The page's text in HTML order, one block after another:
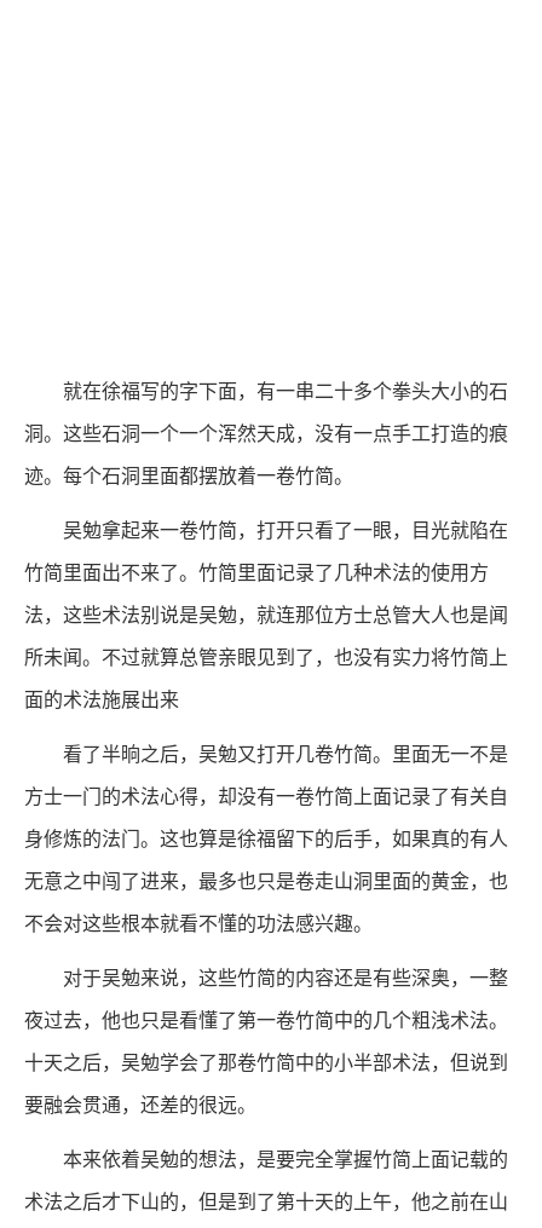
就在徐福写的字下面，有一串二十多个拳头大小的石
洞。这些石洞一个一个浑然天成，没有一点手工打造的痕
迹。每个石洞里面都摆放着一卷竹简。
吴勉拿起来一卷竹简，打开只看了一眼，目光就陷在
竹简里面出不来了。竹简里面记录了几种术法的使用方
法，这些术法别说是吴勉，就连那位方士总管大人也是闻
所未闻。不过就算总管亲眼见到了，也没有实力将竹简上
面的术法施展出来
看了半晌之后，吴勉又打开几卷竹简。里面无一不是
方士一门的术法心得，却没有一卷竹简上面记录了有关自
身修炼的法门。这也算是徐福留下的后手，如果真的有人
无意之中闯了进来，最多也只是卷走山洞里面的黄金，也
不会对这些根本就看不懂的功法感兴趣。
对于吴勉来说，这些竹简的内容还是有些深奥，一整
夜过去，他也只是看懂了第一卷竹简中的几个粗浅术法。
十天之后，吴勉学会了那卷竹简中的小半部术法，但说到
要融会贯通，还差的很远。
本来依着吴勉的想法，是要完全掌握竹简上面记载的
术法之后才下山的，但是到了第十天的上午，他之前在山